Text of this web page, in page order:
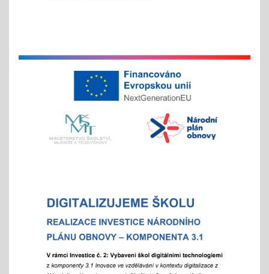
- letošní zápis do ZŠ pro 1. ročník školního roku
Chystáte se k zápisu?
nabízíme individuální prohlídky školy
"Každý jinak, ale všichni se těšíme"
25.11.2025